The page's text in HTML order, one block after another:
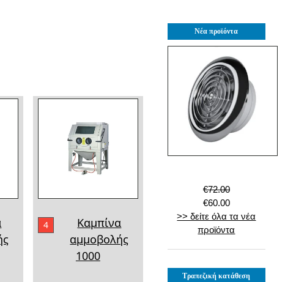
4
Καμπίνα
αμμοβολής
1000
Νέα προϊόντα
€72.00
€60.00
>> δείτε όλα τα νέα
προϊόντα
Τραπεζική κατάθεση